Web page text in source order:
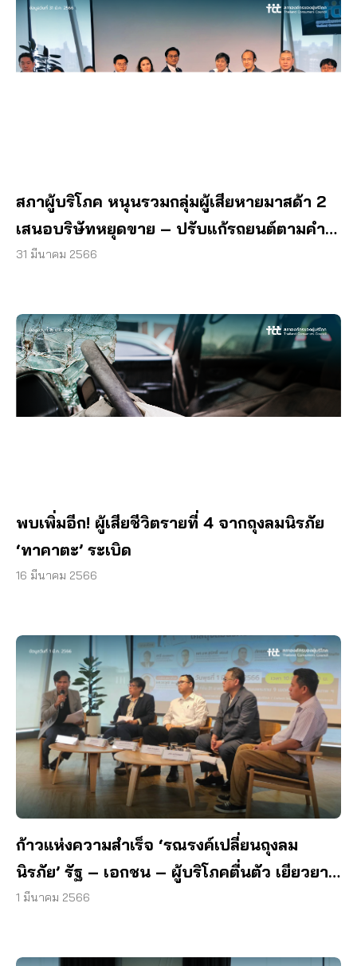
สภาผู้บริโภค หนุนรวมกลุ่มผู้เสียหายมาสด้า 2
เสนอบริษัทหยุดขาย – ปรับแก้รถยนต์ตามคำ
พิพากษา
31 มีนาคม 2566
พบเพิ่มอีก! ผู้เสียชีวิตรายที่ 4 จากถุงลมนิรภัย
‘ทาคาตะ’ ระเบิด
16 มีนาคม 2566
ก้าวแห่งความสำเร็จ ‘รณรงค์เปลี่ยนถุงลม
นิรภัย’ รัฐ – เอกชน – ผู้บริโภคตื่นตัว เยียวยา
แล้วกว่า 7 ล้านบาท
1 มีนาคม 2566